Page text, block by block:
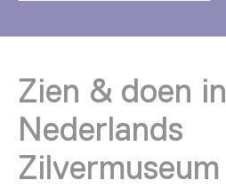
Zien & doen in
Nederlands
Zilvermuseum